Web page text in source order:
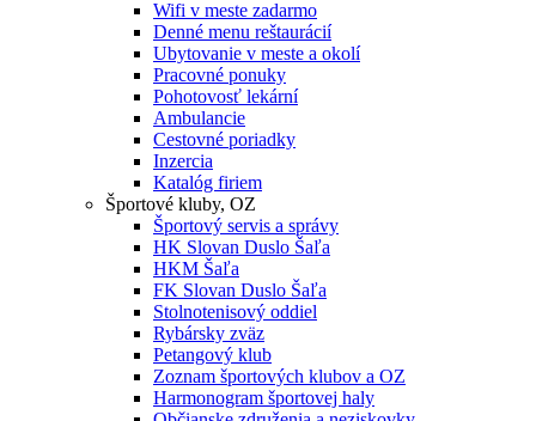
Wifi v meste zadarmo
Denné menu reštaurácií
Ubytovanie v meste a okolí
Pracovné ponuky
Pohotovosť lekární
Ambulancie
Cestovné poriadky
Inzercia
Katalóg firiem
Športové kluby, OZ
Športový servis a správy
HK Slovan Duslo Šaľa
HKM Šaľa
FK Slovan Duslo Šaľa
Stolnotenisový oddiel
Rybársky zväz
Petangový klub
Zoznam športových klubov a OZ
Harmonogram športovej haly